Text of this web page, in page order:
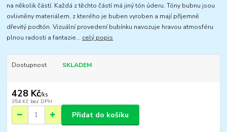
na několik částí. Každá z těchto částí má jiný tón úderu. Tóny bubnu jsou
ovlivněny materiálem, z kterého je buben vyroben a mají příjemně
dřevitý podtón. Vizuální provedení bubínku navozuje hravou atmosféru
plnou radosti a fantazie... celý popis
Dostupnost SKLADEM
428 Kč/ks
354 Kč bez DPH
Přidat do košíku